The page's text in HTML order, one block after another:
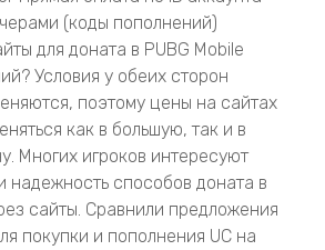
(коды пополнений)
для доната в PUBG Mobile
Условия у обеих сторон
поэтому цены на сайтах
как в большую, так и в
Многих игроков интересуют
надежность способов доната в
сайты. Сравнили предложения
покупки и пополнения UC на